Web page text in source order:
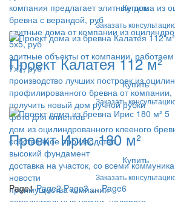
компания предлагает элитные дома из
бревна с верандой, руб
элитные дома от компании из
5х5, руб
элитные объекты от компании,
7х7, руб
производство лучших построек из
профилированного бревна от компании,
получить новый дом ручной рубки
фото для клиентов
дом из оцилиндрованного клееного
собственное производство
высокий фундамент
доставка на участок, со всеми
новости
преимущества компании
Купить
Заказать
Проект Калатея 112 м²
Купить
Заказать
Проект Ирис 180 м²
Купить
Заказать
Page1 Page2 Page3 … Page6